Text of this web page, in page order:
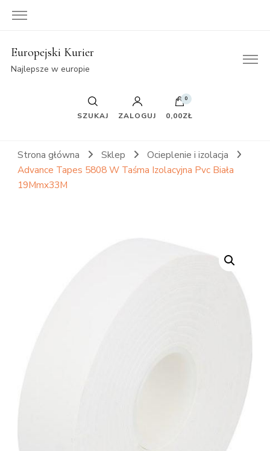
Europejski Kurier
Najlepsze w europie
SZUKAJ ZALOGUJ
0
0,00ZŁ
Strona główna Sklep
Ocieplenie i izolacja
Advance Tapes 5808 W Taśma Izolacyjna Pvc Biała
19Mmx33M